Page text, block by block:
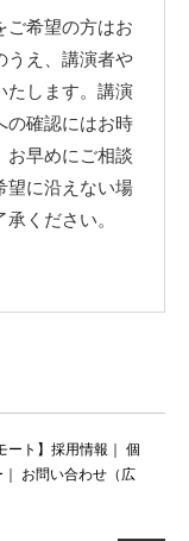
ご希望の方はお
うえ、講演者や
たします。講演
の確認にはお時
お早めにご相談
望に沿えない場
ください。
ート】採用情報 ｜ 個
｜
お問い合わせ（広